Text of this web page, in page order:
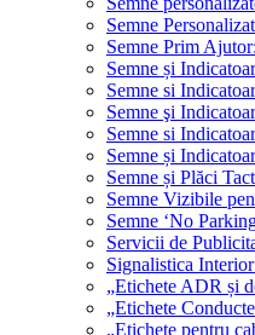
Semne
Semne Prim
Semne și
Semne si
Semne şi
Semne si
Semne și
Semne și Plăci
Semne Vizibile
Semne ‘No
Servicii de
Signalistica
„Etichete ADR și
„Etichete
„Etichete pentru